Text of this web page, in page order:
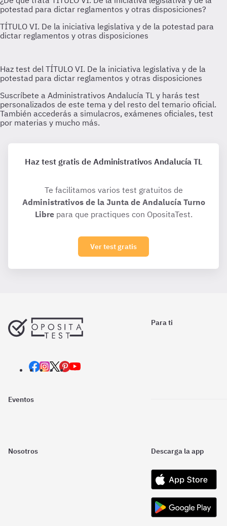
Haz test gratis de Administrativos Andalucía TL
Te facilitamos varios test gratuitos de
Administrativos de la Junta de Andalucía Turno
Librepara que practiques con OpositaTest.
Ver test gratis
Para ti
Eventos
Nosotros Descarga la app